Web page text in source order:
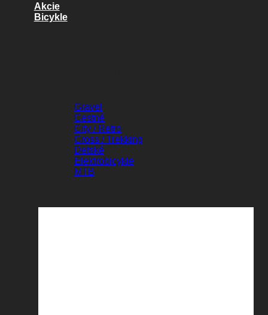
Akcie
Bicykle
Gravel
Cestné
City / Retro
Cross / Trekking
Detské
Elektrobicykle
MTB